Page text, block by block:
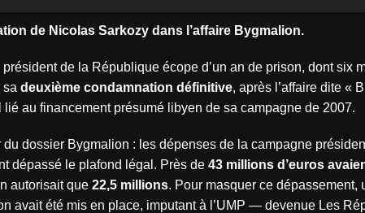
de Nicolas Sarkozy dans l’affaire Bygmalion.
président de la République écope d’un an de prison, dont six
sa deuxième condamnation définitive, après l’affaire dite «
lié au financement présumé libyen de sa campagne de 2007.
dossier Bygmalion : les dépenses de la campagne
dépassé le plafond légal. Près de 43 millions d’euros
autorisait que 22,5 millions. Pour masquer ce dépassement,
avait été mis en place, imputant à l’UMP — devenue Les